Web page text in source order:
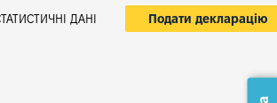
ДАНІ Подати декларацію